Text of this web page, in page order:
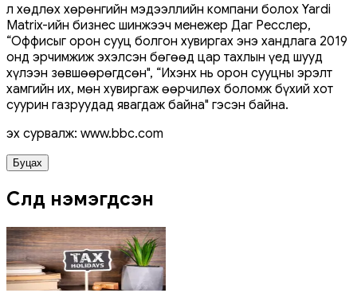
Үл хөдлөх хөрөнгийн мэдээллийн компани болох Yardi
Matrix-ийн бизнес шинжээч менежер Даг Ресслер,
“Оффисыг орон сууц болгон хувиргах энэ хандлага 2019
онд эрчимжиж эхэлсэн бөгөөд цар тахлын үед шууд
хүлээн зөвшөөрөгдсөн", “Ихэнх нь орон сууцны эрэлт
хамгийн их, мөн хувиргаж өөрчилөх боломж бүхий хот
суурин газруудад явагдаж байна" гэсэн байна.
эх сурвалж: www.bbc.com
Буцах
Сүүлд нэмэгдсэн